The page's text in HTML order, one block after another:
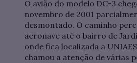
O avião do modelo DC-3
novembro de 2001
desmontado. O caminho
aeronave até o bairro de
onde fica localizada a
chamou a atenção de várias